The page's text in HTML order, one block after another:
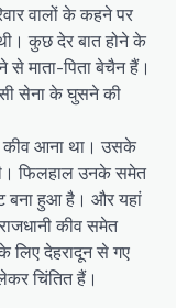
वालों के कहने पर
कुछ देर बात होने के
माता-पिता बेचैन हैं।
सेना के घुसने की
कीव आना था। उसके
फिलहाल उनके समेत
बना हुआ है। और यहां
कीव समेत
लिए देहरादून से गए
चिंतित हैं।